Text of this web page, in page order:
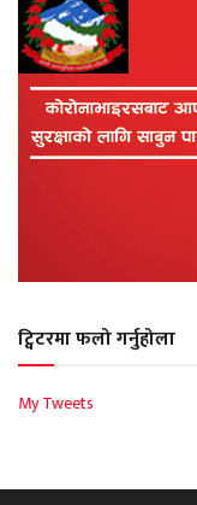
ट्विटरमा फलो गर्नुहोला
My Tweets